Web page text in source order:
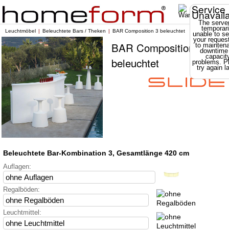
Service
The
unable to
your
to
problems.
try again
Leuchtmöbel Beleuchtete Bars / Theken BAR Composition 3 beleuchtet
BAR Composition 3
beleuchtet
Beleuchtete Bar-Kombination 3, Gesamtlänge 420 cm
Auflagen:
Regalböden:
Leuchtmittel: